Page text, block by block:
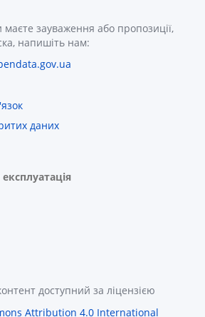
зауваження або пропозиції,
напишіть нам:
даних
доступний за ліцензією
Attribution 4.0 International